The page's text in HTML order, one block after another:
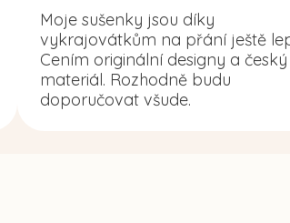
Moje sušenky jsou díky
vykrajovátkům na přání ještě
Cením originální designy a český
materiál. Rozhodně budu
doporučovat všude.